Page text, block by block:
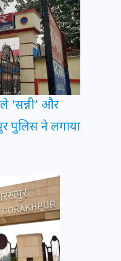
‘सन्नी’ और
पुलिस ने लगाया